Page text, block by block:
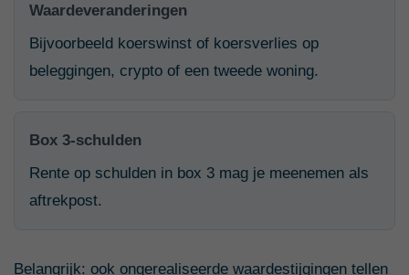
Waardeveranderingen
Bijvoorbeeld koerswinst of koersverlies op
beleggingen, crypto of een tweede woning.
Box 3-schulden
Rente op schulden in box 3 mag je meenemen als
aftrekpost.
Belangrijk: ook ongerealiseerde waardestijgingen tellen